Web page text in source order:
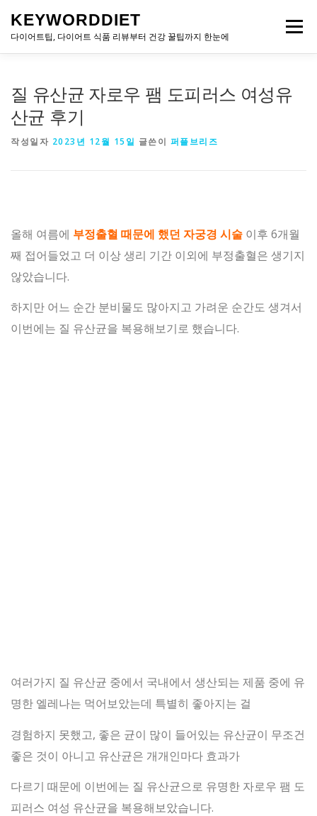
KEYWORDDIET
다이어트팁, 다이어트 식품 리뷰부터 건강 꿀팁까지 한눈에
메뉴
질 유산균 자로우 팸 도피러스 여성유
산균 후기
작성일자 2023년 12월 15일 글쓴이 퍼플브리즈
올해 여름에 부정출혈 때문에 했던 자궁경 시술 이후 6개월
째 접어들었고 더 이상 생리 기간 이외에 부정출혈은 생기지
않았습니다.
하지만 어느 순간 분비물도 많아지고 가려운 순간도 생겨서
이번에는 질 유산균을 복용해보기로 했습니다.
여러가지 질 유산균 중에서 국내에서 생산되는 제품 중에 유
명한 엘레나는 먹어보았는데 특별히 좋아지는 걸
경험하지 못했고, 좋은 균이 많이 들어있는 유산균이 무조건
좋은 것이 아니고 유산균은 개개인마다 효과가
다르기 때문에 이번에는 질 유산균으로 유명한 자로우 팸 도
피러스 여성 유산균을 복용해보았습니다.